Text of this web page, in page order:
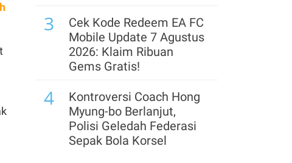
IDA22 Global
Kejagung Cecar Eks
Jampidsus Febrie Lebih
Terkait Kasus TPPU
Ekonomi Digital Bisa
Tembus US$360 Miliar,
3
Cek Kode Redeem EA FC
Mobile Update 7 Agustus
2026: Klaim Ribuan
Gems Gratis!
4
Kontroversi Coach Hong
Myung-bo Berlanjut,
Polisi Geledah Federasi
Sepak Bola Korsel